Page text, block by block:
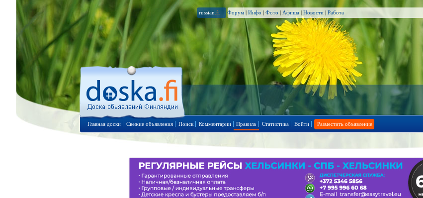
russian .fi Форум | Инфо | Фото | Афиша | Новости | Работа
Главная доски Свежие объявления Поиск Комментарии Правила Статистика Войти Разместить объявление